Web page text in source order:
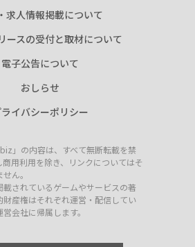
求人情報掲載について
ースの受付と取材について
電子公告について
おしらせ
イバシーポリシー
」の内容は、すべて無断転載を禁
商用利用を除き、リンクについてはそ
ん。
載されているゲームやサービスの著
財産権はそれぞれ運営・配信してい
会社に帰属します。